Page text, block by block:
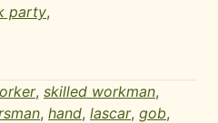
party,
, skilled workman,
, hand, lascar, gob,